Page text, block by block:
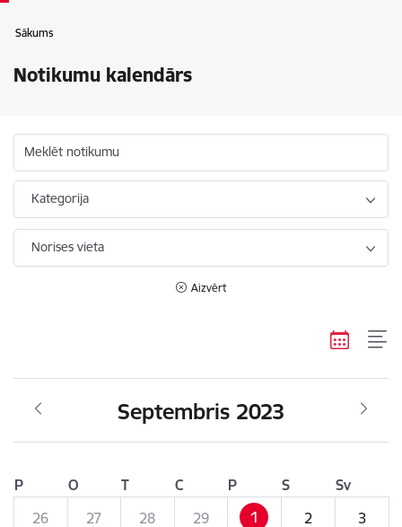
Sākums
Notikumu kalendārs
Meklēt notikumu
Kategorija
Norises vieta
Aizvērt
Septembris 2023
P O T C P S
Sv
26
27 28 29 1 2 3